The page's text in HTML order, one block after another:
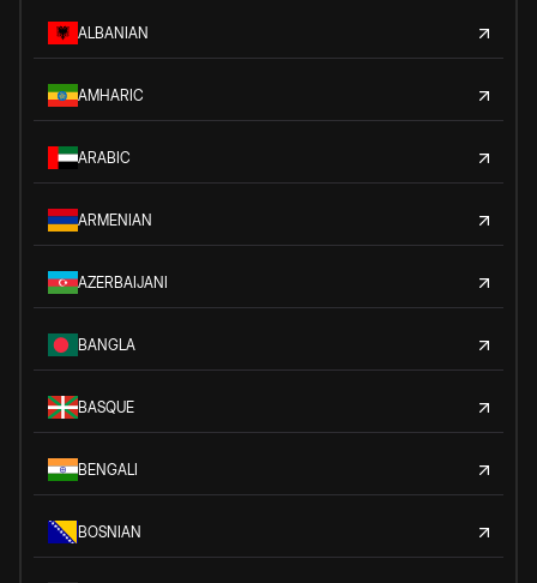
ALBANIAN
AMHARIC
ARABIC
ARMENIAN
AZERBAIJANI
BANGLA
BASQUE
BENGALI
BOSNIAN